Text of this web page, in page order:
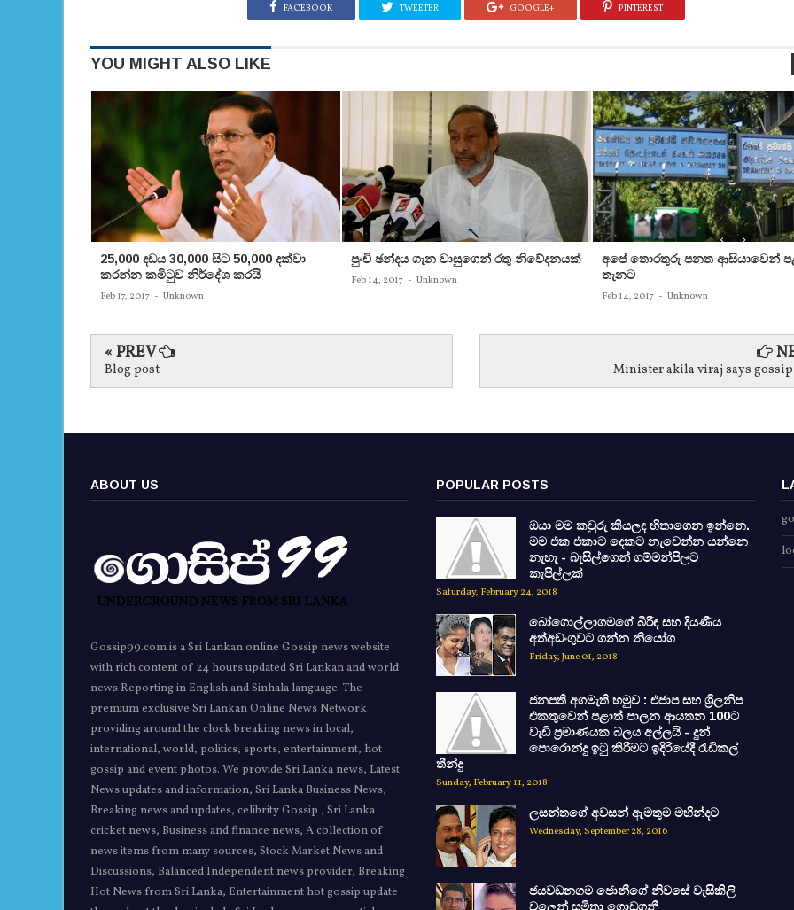
FACEBOOK TWEETER GOOGLE+ PINTEREST
YOU MIGHT ALSO LIKE
25,000 දඩය 30,000 සිට 50,000 දක්වා
කරන්න කමිටුව නිර්දේශ කරයි
Feb 17, 2017 - Unknown
පුංචි ඡන්දය ගැන වාසුගෙන් රතු නිවේදනයක්‌
Feb 14, 2017 - Unknown
අපේ තොරතුරු පනත ආසියාවෙන්
තැනට
Feb 14, 2017 - Unknown
« PREV
Blog post Minister akila viraj says
ABOUT US
Gossip99.com is a Sri Lankan online Gossip news website
with rich content of 24 hours updated Sri Lankan and world
news Reporting in English and Sinhala language. The
premium exclusive Sri Lankan Online News Network
providing around the clock breaking news in local,
international, world, politics, sports, entertainment, hot
gossip and event photos. We provide Sri Lanka news, Latest
News updates and information, Sri Lanka Business News,
Breaking news and updates, celibrity Gossip , Sri Lanka
cricket news, Business and finance news, A collection of
news items from many sources, Stock Market News and
Discussions, Balanced Independent news provider, Breaking
Hot News from Sri Lanka, Entertainment hot gossip update
POPULAR POSTS
ඔයා මම කවුරු කියලද හිතාගෙන ඉන්නෙ.
මම එක එකාට දෙකට නැවෙන්න යන්නෙ
නැහැ - බැසිල්ගෙන් ගම්මන්පිලට
කැපිල්ලක්
Saturday, February 24, 2018
බෝගොල්ලාගමගේ බිරිඳ සහ දියණිය
අත්අඩංගුවට ගන්න නියෝග
Friday, June 01, 2018
ජනපති අගමැති හමුව : එජාප සහ ශ්‍රිලනිප
එකතුවෙන් පළාත් පාලන ආයතන 100ට
වැඩි ප්‍රමාණයක බලය අල්ලයි - දුන්
පොරොන්දු ඉටු කිරීමට ඉදිරියේදී රැඩිකල්
තීන්දු
Sunday, February 11, 2018
ලසන්තගේ අවසන් ඇමතුම මහින්දට
Wednesday, September 28, 2016
ජයවඩනගම ජොනීගේ නිවසේ වැසිකිලි
වලෙන් සමිතා ගොඩගනී